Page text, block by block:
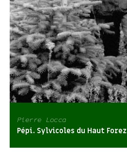
Pierre Locca
Pépi. Sylvicoles du Haut Forez